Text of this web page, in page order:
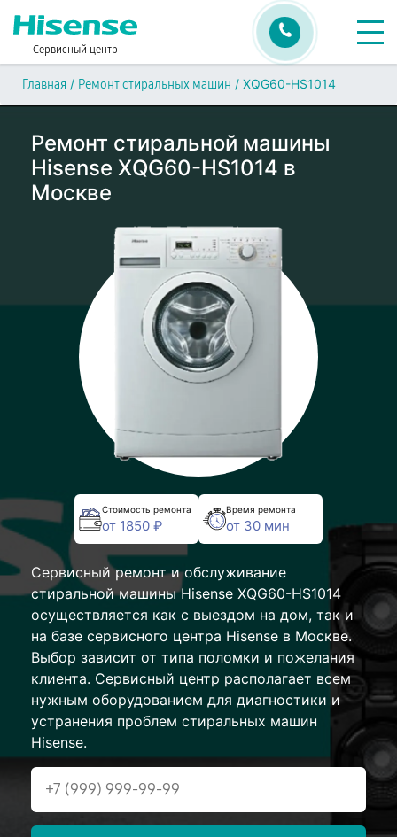
Сервисный центр
Главная / Ремонт стиральных машин / XQG60-HS1014
Ремонт стиральной машины
Hisense XQG60-HS1014 в
Москве
Стоимость ремонта
от 1850 ₽
Время ремонта
от 30 мин
Сервисный ремонт и обслуживание
стиральной машины Hisense XQG60-HS1014
осуществляется как с выездом на дом, так и
на базе сервисного центра Hisense в Москве.
Выбор зависит от типа поломки и пожелания
клиента. Сервисный центр располагает всем
нужным оборудованием для диагностики и
устранения проблем стиральных машин
Hisense.